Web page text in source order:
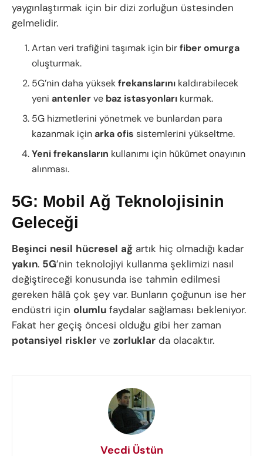
yaygınlaştırmak için bir dizi zorluğun üstesinden
gelmelidir.
Artan veri trafiğini taşımak için birfiber omurga
oluşturmak.
5G’nin daha yüksekfrekanslarını kaldırabilecek
yeniantenlerve baz istasyonları kurmak.
5G hizmetlerini yönetmek ve bunlardan para
kazanmak içinarka ofis sistemlerini yükseltme.
Yeni frekansların kullanımı için hükümet onayının
alınması.
5G: Mobil Ağ Teknolojisinin
Geleceği
Beşinci nesil hücresel ağ artık hiç olmadığı kadar
yakın. 5G’nin teknolojiyi kullanma şeklimizi nasıl
değiştireceği konusunda ise tahmin edilmesi
gereken hâlâ çok şey var. Bunların çoğunun ise her
endüstri için olumlu faydalar sağlaması bekleniyor.
Fakat her geçiş öncesi olduğu gibi her zaman
potansiyel riskler ve zorluklar da olacaktır.
Vecdi Üstün